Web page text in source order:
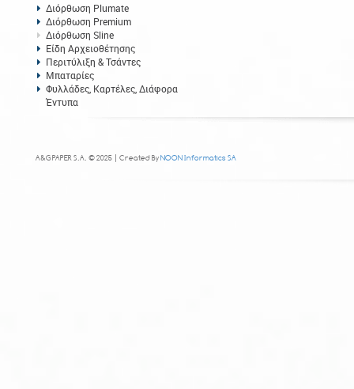
Διόρθωση Plumate
Διόρθωση Premium
Διόρθωση Sline
Είδη Αρχειοθέτησης
Περιτύλιξη & Τσάντες
Μπαταρίες
Φυλλάδες, Καρτέλες, Διάφορα
Έντυπα
A&G PAPER S.A. © 2025 | Created ByNOON Informatics SA